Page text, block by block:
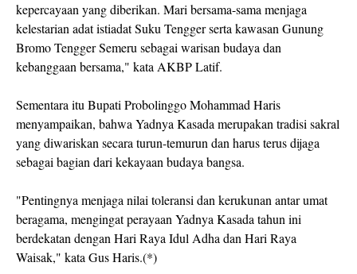
kepercayaan yang diberikan. Mari bersama-sama menjaga
kelestarian adat istiadat Suku Tengger serta kawasan Gunung
Bromo Tengger Semeru sebagai warisan budaya dan
kebanggaan bersama," kata AKBP Latif.
Sementara itu Bupati Probolinggo Mohammad Haris
menyampaikan, bahwa Yadnya Kasada merupakan tradisi sakral
yang diwariskan secara turun-temurun dan harus terus dijaga
sebagai bagian dari kekayaan budaya bangsa.
"Pentingnya menjaga nilai toleransi dan kerukunan antar umat
beragama, mengingat perayaan Yadnya Kasada tahun ini
berdekatan dengan Hari Raya Idul Adha dan Hari Raya
Waisak," kata Gus Haris.(*)